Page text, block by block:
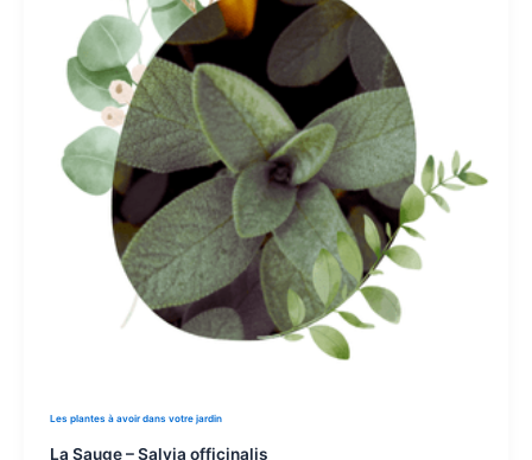
Les plantes à avoir dans votre jardin
La Sauge – Salvia officinalis